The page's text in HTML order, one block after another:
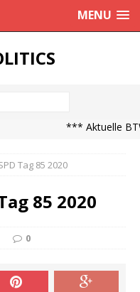
MENU
*** Aktuelle
Tag 85 2020
85 2020
0